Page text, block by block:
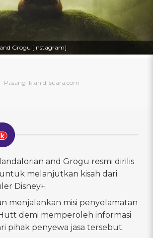
Grogu [Instagram]
and Grogu resmi dirilis
melanjutkan kisah dari
Disney+.
menjalankan misi penyelamatan
demi memperoleh informasi
pihak penyewa jasa tersebut.